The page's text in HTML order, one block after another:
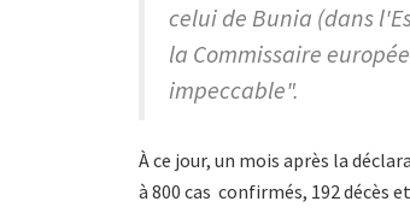
celui de Bunia (dans
la Commissaire
impeccable".
À ce jour, un mois après la
à 800 cas confirmés, 192 décès